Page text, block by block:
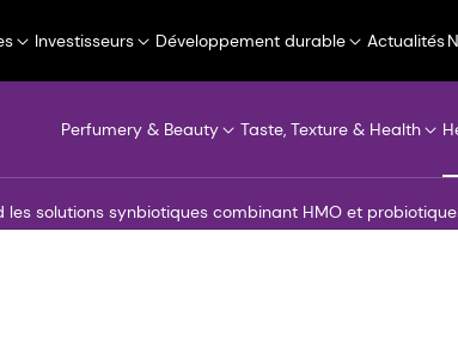
Investisseurs Développement durable Actualités
Perfumery & Beauty Taste, Texture & Health
les solutions synbiotiques combinant HMO et